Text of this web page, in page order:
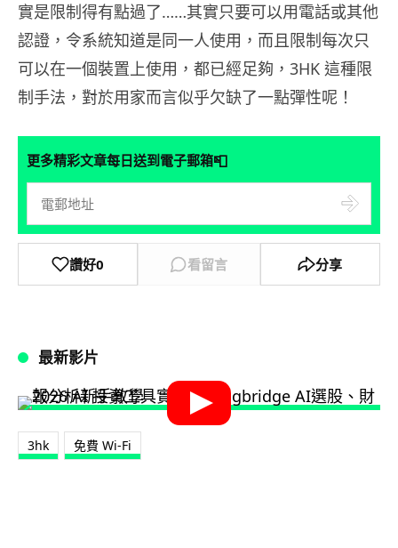
實是限制得有點過了……其實只要可以用電話或其他
認證，令系統知道是同一人使用，而且限制每次只
可以在一個裝置上使用，都已經足夠，3HK 這種限
制手法，對於用家而言似乎欠缺了一點彈性呢！
更多精彩文章每日送到電子郵箱📮
讚好0 看留言 分享
最新影片
3hk 免費 Wi-Fi